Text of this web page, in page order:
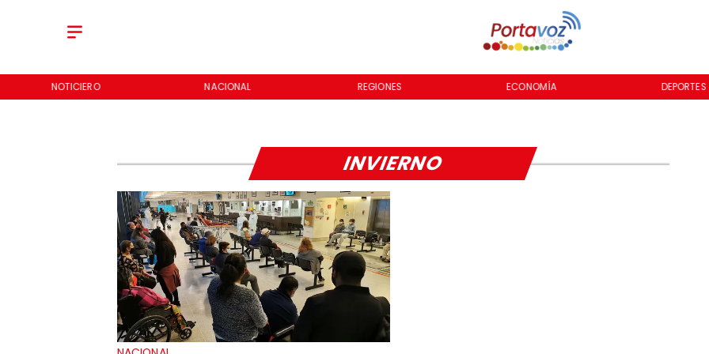
NOTICIERO NACIONAL REGIONES ECONOMÍA DEPORTES
INVIERNO